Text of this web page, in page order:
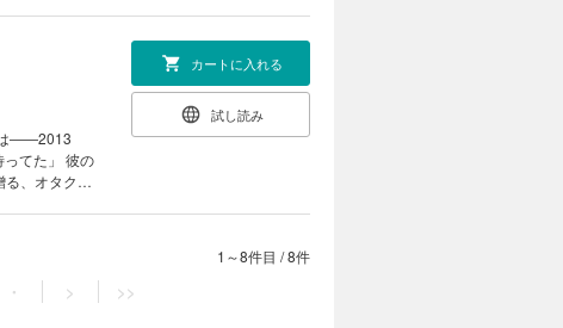
は――2013
てた」 彼の
、オタク女
カートに入れる
試し読み
1～8件目 /8件
・ > >>